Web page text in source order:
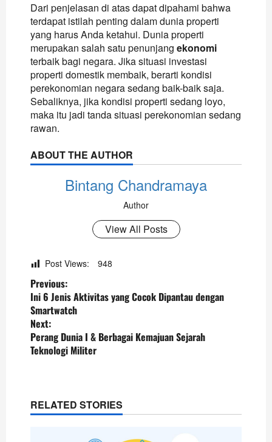
Dari penjelasan di atas dapat dipahami bahwa
terdapat istilah penting dalam dunia properti
yang harus Anda ketahui. Dunia properti
merupakan salah satu penunjang ekonomi
terbaik bagi negara. Jika situasi investasi
properti domestik membaik, berarti kondisi
perekonomian negara sedang baik-baik saja.
Sebaliknya, jika kondisi properti sedang loyo,
maka itu jadi tanda situasi perekonomian sedang
rawan.
ABOUT THE AUTHOR
Bintang Chandramaya
Author
View All Posts
Post Views: 948
P
o
s
t
v
Previous:
Ini 6 Jenis Aktivitas yang Cocok Dipantau dengan
Smartwatch
Next:
Perang Dunia I & Berbagai Kemajuan Sejarah
Teknologi Militer
RELATED STORIES